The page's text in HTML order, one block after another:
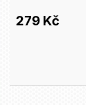
279 Kč
HLEDAT